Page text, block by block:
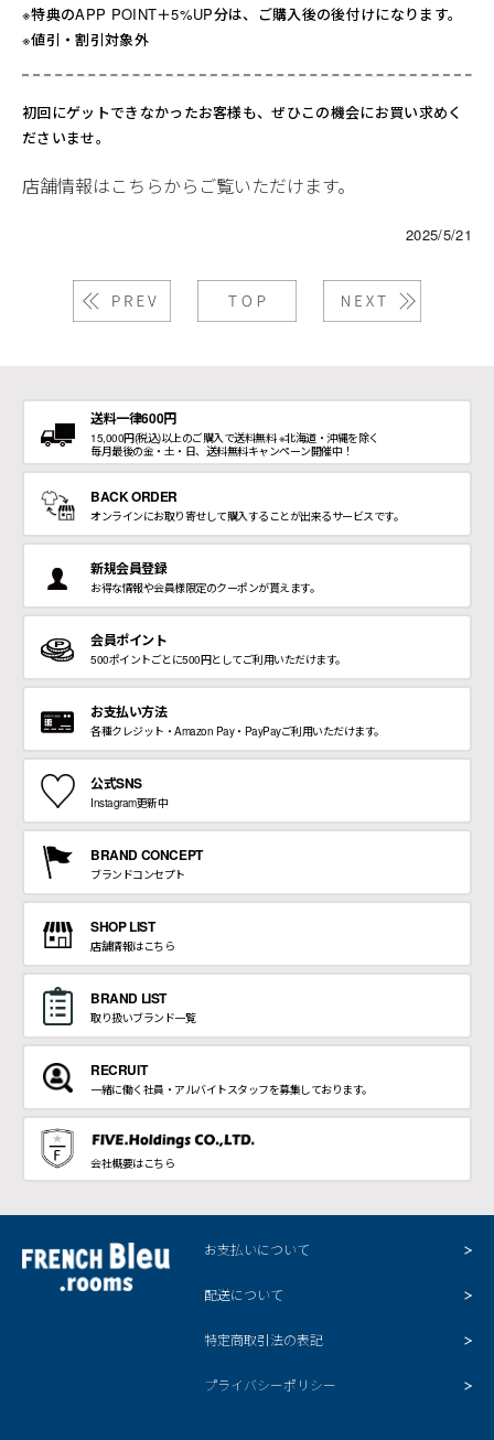
※特典のAPP POINT＋5%UP分は、ご購入後の後付けになります。
※値引・割引対象外
初回にゲットできなかったお客様も、ぜひこの機会にお買い求めく
ださいませ。
店舗情報はこちらからご覧いただけます。
2025/5/21
送料一律600円
15,000円(税込)以上のご購入で送料無料 ※北海道・沖縄を除く
毎月最後の金・土・日、送料無料キャンペーン開催中！
BACK ORDER
オンラインにお取り寄せして購入することが出来るサービスです。
新規会員登録
お得な情報や会員様限定のクーポンが貰えます。
会員ポイント
500ポイントごとに500円としてご利用いただけます。
お支払い方法
各種クレジット・Amazon Pay・PayPayご利用いただけます。
公式SNS
Instagram更新中
BRAND CONCEPT
ブランドコンセプト
SHOP LIST
店舗情報はこちら
BRAND LIST
取り扱いブランド一覧
RECRUIT
一緒に働く社員・アルバイトスタッフを募集しております。
会社概要はこちら
お支払いについて
配送について
特定商取引法の表記
プライバシーポリシー